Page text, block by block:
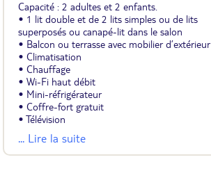
Capacité : 2 adultes et 2 enfants.
• 1 lit double et de 2 lits simples ou de lits
superposés ou canapé-lit dans le salon
• Balcon ou terrasse avec mobilier d’extérieur
• Climatisation
• Chauffage
• Wi-Fi haut débit
• Mini-réfrigérateur
• Coffre-fort gratuit
• Télévision
• Salle de douche
• Produits de toilette
• Sèche-cheveux
... Lire la suite